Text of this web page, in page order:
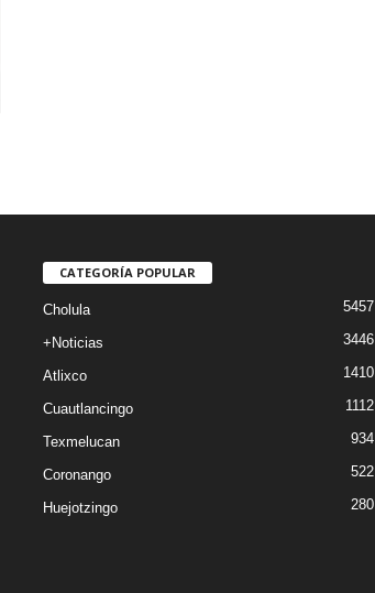
CATEGORÍA POPULAR
Cholula 5457
+Noticias 3446
Atlixco 1410
Cuautlancingo 1112
Texmelucan 934
Coronango 522
Huejotzingo 280